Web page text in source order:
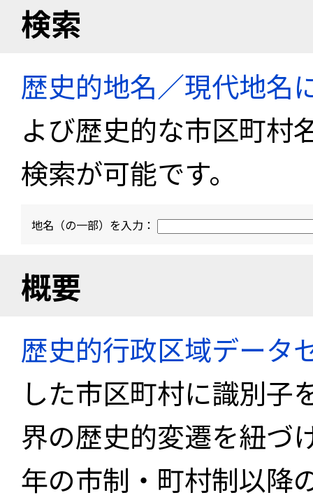
検索
歴史的地名／現代地名
よび歴史的な市区町村
検索が可能です。
地名（の一部）を入力：
概要
歴史的行政区域データ
した市区町村に識別子
界の歴史的変遷を紐づ
年の市制・町村制以降